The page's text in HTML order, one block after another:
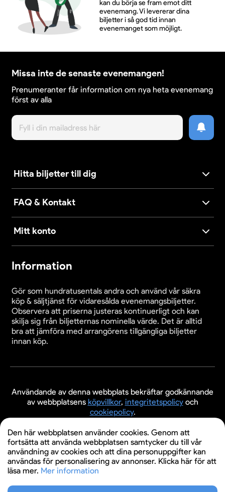
kan du börja se fram emot ditt
evenemang. Vi levererar dina
biljetter i så god tid innan
evenemanget som möjligt.
Missa inte de senaste evenemangen!
Prenumeranter får information om nya heta evenemang
först av alla
Hitta biljetter till dig
FAQ & Kontakt
Mitt konto
Information
Gör som hundratusentals andra och använd vår säkra
köp & säljtjänst för vidaresålda evenemangsbiljetter.
Observera att priserna justeras kontinuerligt och kan
skilja sig från biljetternas nominella värde. Det är alltid
bra att jämföra med arrangörens tillgängliga biljetter
innan köp.
Användande av denna webbplats bekräftar godkännande
av webbplatsens köpvillkor, integritetspolicyoch
cookiepolicy.
© 2026 Evenemangsbiljetter.se
Den här webbplatsen använder cookies. Genom att
fortsätta att använda webbplatsen samtycker du till vår
användning av cookies och att dina personuppgifter kan
användas för personalisering av annonser. Klicka här för att
läsa mer. Mer information